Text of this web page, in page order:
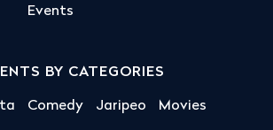
Events
BY CATEGORIES
Comedy Jaripeo Movies